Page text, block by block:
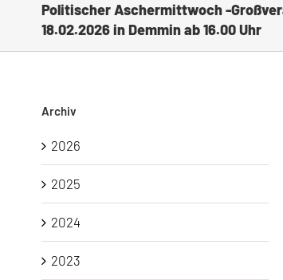
Politischer Aschermittwoch -
18.02.2026 in Demmin ab 16.00 Uhr
Archiv
2026
2025
2024
2023